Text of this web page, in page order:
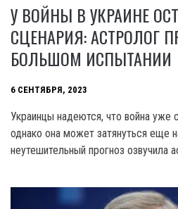
У ВОЙНЫ В УКРАИНЕ
СЦЕНАРИЯ: АСТРОЛОГ
БОЛЬШОМ ИСПЫТАНИИ
6 СЕНТЯБРЯ, 2023
Украинцы надеются, что война уже
однако она может затянуться еще
неутешительный прогноз озвучила